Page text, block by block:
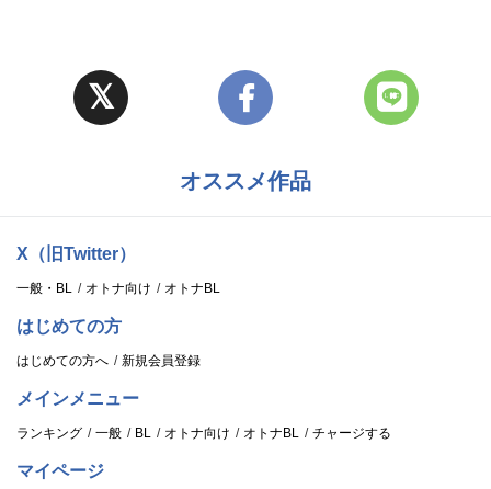
オススメ作品
X（旧Twitter）
一般・BL オトナ向け オトナBL
はじめての方
はじめての方へ 新規会員登録
メインメニュー
ランキング 一般 BL オトナ向け オトナBL チャージする
マイページ